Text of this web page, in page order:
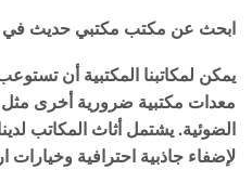
ابحث عن مكتب مكتبي حديث في
يمكن لمكاتبنا المكتبية أن
معدات مكتبية ضرورية أخرى مثل
الضوئية. يشتمل أثاث المكاتب
لإضفاء جاذبية احترافية وخيارات